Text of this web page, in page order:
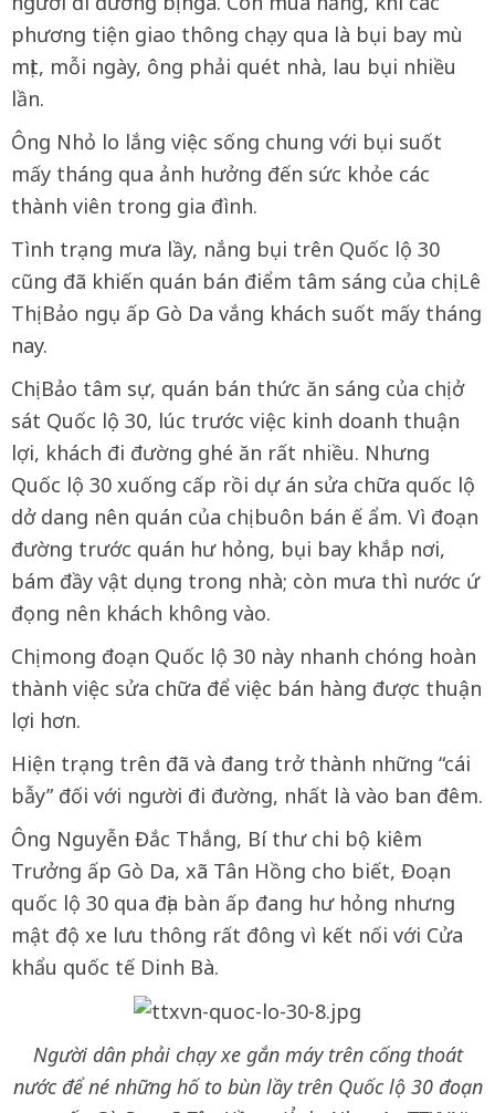
phương tiện giao thông chạy qua là bụi bay mù
mịt, mỗi ngày, ông phải quét nhà, lau bụi nhiều
lần.
Ông Nhỏ lo lắng việc sống chung với bụi suốt
mấy tháng qua ảnh hưởng đến sức khỏe các
thành viên trong gia đình.
Tình trạng mưa lầy, nắng bụi trên Quốc lộ 30
cũng đã khiến quán bán điểm tâm sáng của chị Lê
Thị Bảo ngụ ấp Gò Da vắng khách suốt mấy tháng
nay.
Chị Bảo tâm sự, quán bán thức ăn sáng của chị ở
sát Quốc lộ 30, lúc trước việc kinh doanh thuận
lợi, khách đi đường ghé ăn rất nhiều. Nhưng
Quốc lộ 30 xuống cấp rồi dự án sửa chữa quốc lộ
dở dang nên quán của chị buôn bán ế ẩm. Vì đoạn
đường trước quán hư hỏng, bụi bay khắp nơi,
bám đầy vật dụng trong nhà; còn mưa thì nước ứ
đọng nên khách không vào.
Chị mong đoạn Quốc lộ 30 này nhanh chóng hoàn
thành việc sửa chữa để việc bán hàng được thuận
lợi hơn.
Hiện trạng trên đã và đang trở thành những “cái
bẫy” đối với người đi đường, nhất là vào ban đêm.
Ông Nguyễn Đắc Thắng, Bí thư chi bộ kiêm
Trưởng ấp Gò Da, xã Tân Hồng cho biết, Đoạn
quốc lộ 30 qua địa bàn ấp đang hư hỏng nhưng
mật độ xe lưu thông rất đông vì kết nối với Cửa
khẩu quốc tế Dinh Bà.
Người dân phải chạy xe gắn máy trên cống thoát
nước để né những hố to bùn lầy trên Quốc lộ 30 đoạn